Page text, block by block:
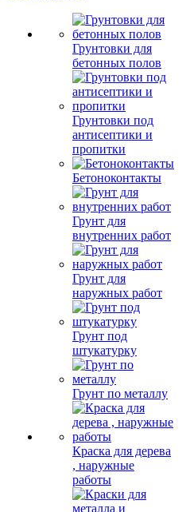
Грунтовки для
бетонных полов
Грунтовки под
антисептики и
пропитки
Бетоноконтакты
Грунт для
внутренних работ
Грунт для
наружных работ
Грунт под
штукатурку
Грунт по металлу
Краска для дерева
, наружные
работы